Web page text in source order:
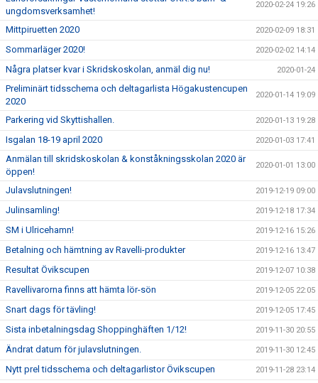
ungdomsverksamhet!
2020-02-24 19:26
Mittpiruetten 2020 2020-02-09 18:31
Sommarläger 2020! 2020-02-02 14:14
Några platser kvar i Skridskoskolan, anmäl dig nu! 2020-01-24
Preliminärt tidsschema och deltagarlista Högakustencupen
2020
2020-01-14 19:09
Parkering vid Skyttishallen. 2020-01-13 19:28
Isgalan 18-19 april 2020 2020-01-03 17:41
Anmälan till skridskoskolan & konståkningsskolan 2020 är
öppen!
2020-01-01 13:00
Julavslutningen! 2019-12-19 09:00
Julinsamling! 2019-12-18 17:34
SM i Ulricehamn! 2019-12-16 15:26
Betalning och hämtning av Ravelli-produkter 2019-12-16 13:47
Resultat Övikscupen 2019-12-07 10:38
Ravellivarorna finns att hämta lör-sön 2019-12-05 22:05
Snart dags för tävling! 2019-12-05 17:45
Sista inbetalningsdag Shoppinghäften 1/12! 2019-11-30 20:55
Ändrat datum för julavslutningen. 2019-11-30 12:45
Nytt prel tidsschema och deltagarlistor Övikscupen 2019-11-28 23:14